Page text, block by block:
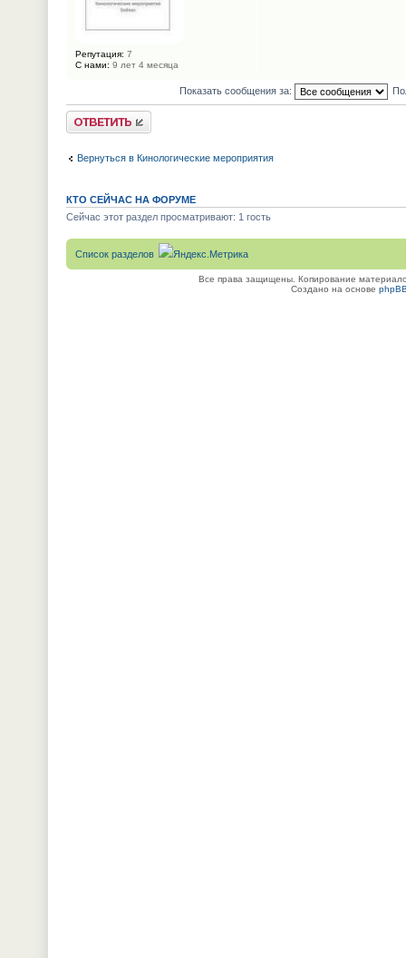
Репутация: 7
С нами: 9 лет 4 месяца
Показать сообщения за:
Ответить
Вернуться в Кинологические мероприятия
КТО СЕЙЧАС НА ФОРУМЕ
Сейчас этот раздел просматривают: 1 гость
Список разделов
Все права защищены. Копирование
Создано на основе